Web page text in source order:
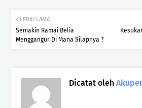
LEBIH LAMA
Semakin Ramai Belia
Menggangur Di Mana Silapnya ?
Dicatat oleh